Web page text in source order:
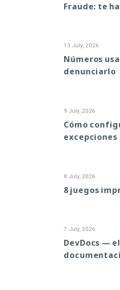
Fraude: te
13 July, 2026
Números
denunciarlo
9 July, 2026
Cómo
excepciones
8 July, 2026
8 juegos
7 July, 2026
DevDocs —